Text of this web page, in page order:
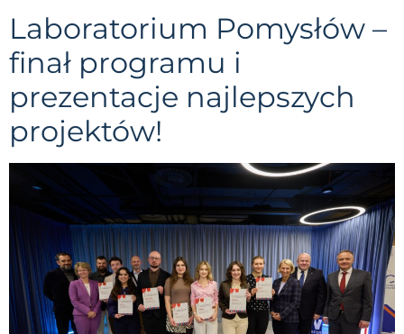
Laboratorium Pomysłów –
finał programu i
prezentacje najlepszych
projektów!